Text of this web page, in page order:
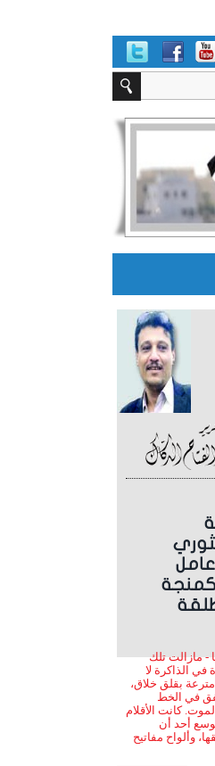
- مازالت تلك
في الذاكرة لا
مترعة بقلق خلاق،
في الخط
كانت الأقلام
أحد أن
وألواح مفاتيح